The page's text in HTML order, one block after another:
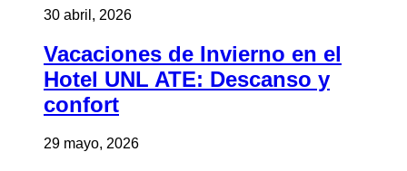
30 abril, 2026
Vacaciones de Invierno en el
Hotel UNL ATE: Descanso y
confort
29 mayo, 2026